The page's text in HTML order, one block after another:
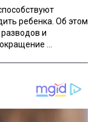
ребенка. Об этом
и
...